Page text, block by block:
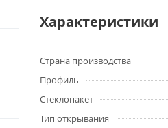
Характеристики
Страна производства
Профиль
Стеклопакет
Тип открывания